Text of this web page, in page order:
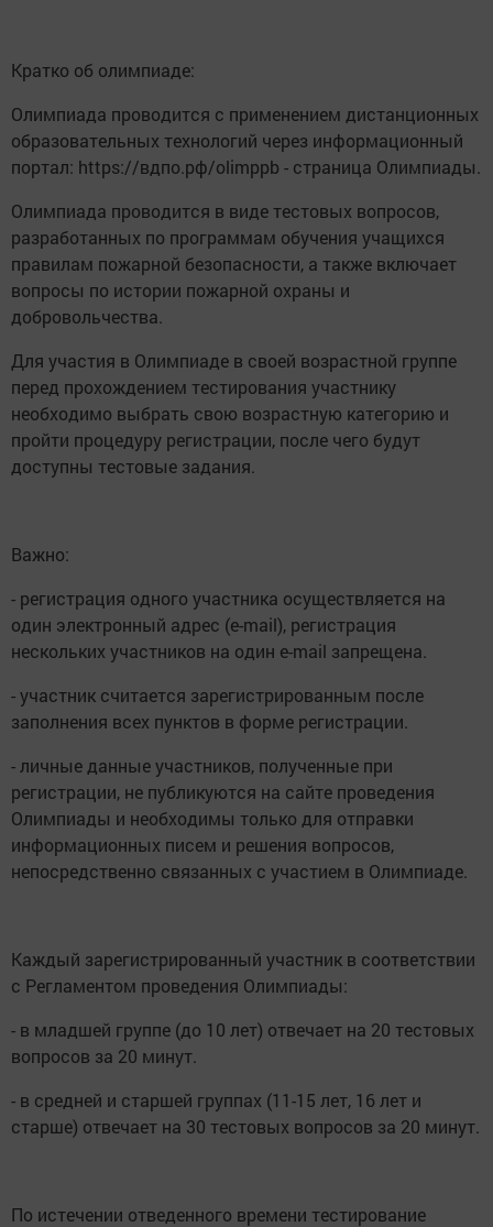
Кратко об олимпиаде:
Олимпиада проводится с применением дистанционных
образовательных технологий через информационный
портал: https://вдпо.рф/olimppb - страница Олимпиады.
Олимпиада проводится в виде тестовых вопросов,
разработанных по программам обучения учащихся
правилам пожарной безопасности, а также включает
вопросы по истории пожарной охраны и
добровольчества.
Для участия в Олимпиаде в своей возрастной группе
перед прохождением тестирования участнику
необходимо выбрать свою возрастную категорию и
пройти процедуру регистрации, после чего будут
доступны тестовые задания.
Важно:
- регистрация одного участника осуществляется на
один электронный адрес (е-mail), регистрация
нескольких участников на один e-mail запрещена.
- участник считается зарегистрированным после
заполнения всех пунктов в форме регистрации.
- личные данные участников, полученные при
регистрации, не публикуются на сайте проведения
Олимпиады и необходимы только для отправки
информационных писем и решения вопросов,
непосредственно связанных с участием в Олимпиаде.
Каждый зарегистрированный участник в соответствии
с Регламентом проведения Олимпиады:
- в младшей группе (до 10 лет) отвечает на 20 тестовых
вопросов за 20 минут.
- в средней и старшей группах (11-15 лет, 16 лет и
старше) отвечает на 30 тестовых вопросов за 20 минут.
По истечении отведенного времени тестирование